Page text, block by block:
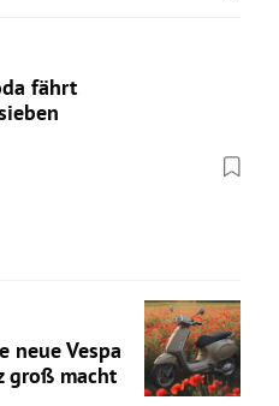
fährt
neue Vespa
groß macht